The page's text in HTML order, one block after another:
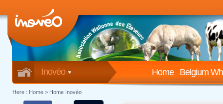
Inovéo Belgium
Home
Here : Home > Home Inovéo